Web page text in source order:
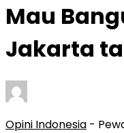
Mau
Jakarta
Opini Indonesia -